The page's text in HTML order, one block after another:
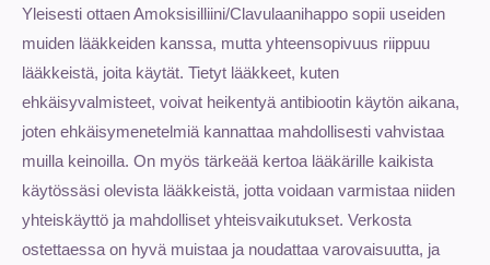
Yleisesti ottaen Amoksisilliini/Clavulaanihappo sopii useiden
muiden lääkkeiden kanssa, mutta yhteensopivuus riippuu
lääkkeistä, joita käytät. Tietyt lääkkeet, kuten
ehkäisyvalmisteet, voivat heikentyä antibiootin käytön aikana,
joten ehkäisymenetelmiä kannattaa mahdollisesti vahvistaa
muilla keinoilla. On myös tärkeää kertoa lääkärille kaikista
käytössäsi olevista lääkkeistä, jotta voidaan varmistaa niiden
yhteiskäyttö ja mahdolliset yhteisvaikutukset. Verkosta
ostettaessa on hyvä muistaa ja noudattaa varovaisuutta, ja